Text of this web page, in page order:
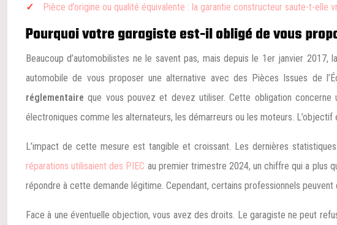
Pièce d’origine ou qualité équivalente : la garantie constructeur saute-t-elle
Pourquoi votre garagiste est-il obligé de vous
Beaucoup d’automobilistes ne le savent pas, mais depuis le 1er janvier
automobile de vous proposer une alternative avec des Pièces Issues de
réglementaire que vous pouvez et devez utiliser. Cette obligation
électroniques comme les alternateurs, les démarreurs ou les moteurs.
L’impact de cette mesure est tangible et croissant. Les dernières
réparations utilisaient des PIEC au premier trimestre 2024, un chiffre qui a plus
répondre à cette demande légitime. Cependant, certains professionnels
Face à une éventuelle objection, vous avez des droits. Le garagiste ne peut